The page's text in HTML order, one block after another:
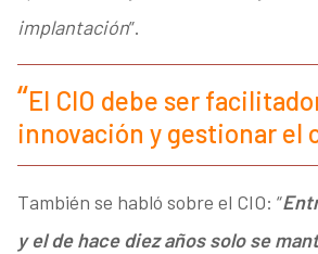
implantación”.
El CIO debe ser
innovación y gestionar el
También se habló sobre el CIO: “
y el de hace diez años solo se